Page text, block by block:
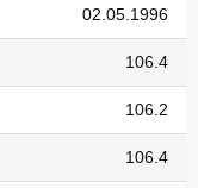
02.05.1996
106.4
106.2
106.4